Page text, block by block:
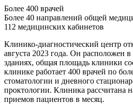
Более 400 врачей
Более 40 направлений общей
112 медицинских кабинетов
Клинико-диагностический центр
августа 2023 года. Он расположен
зданиях, общая площадь клиники
клинике работает 400 врачей по
стоматологии и дневного
проктологии. Клиника рассчитана
приемов пациентов в месяц.